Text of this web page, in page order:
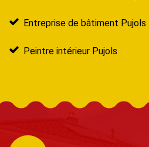
Entreprise de bâtiment Pujols
Peintre intérieur Pujols